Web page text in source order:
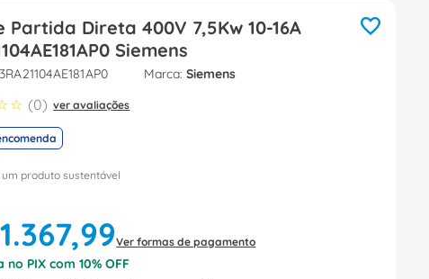
Partida Direta 400V 7,5Kw 10-16A
Siemens
3RA21104AE181AP0 Siemens
☆ (0) ver avaliações
produto sustentável
1.367,99Ver formas de pagamento
no PIX com10% OFF